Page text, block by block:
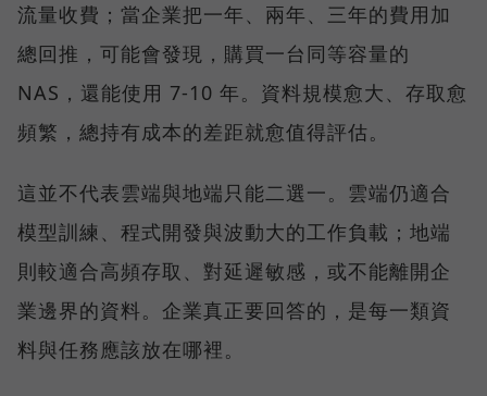
流量收費；當企業把一年、兩年、三年的費用加
總回推，可能會發現，購買一台同等容量的
NAS，還能使用 7-10 年。資料規模愈大、存取愈
頻繁，總持有成本的差距就愈值得評估。
這並不代表雲端與地端只能二選一。雲端仍適合
模型訓練、程式開發與波動大的工作負載；地端
則較適合高頻存取、對延遲敏感，或不能離開企
業邊界的資料。企業真正要回答的，是每一類資
料與任務應該放在哪裡。